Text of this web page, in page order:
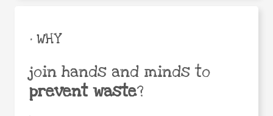
• WHY
join hands and minds to
prevent waste?